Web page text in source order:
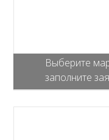
Выберите
заполните